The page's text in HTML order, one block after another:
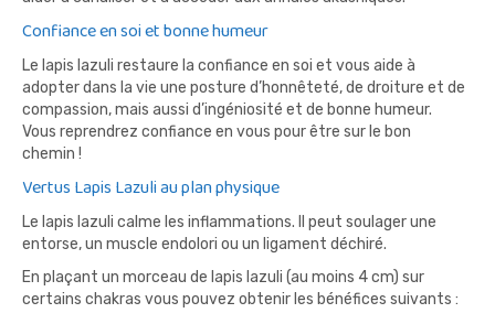
Confiance en soi et bonne humeur
Le lapis lazuli restaure la confiance en soi et vous aide à
adopter dans la vie une posture d’honnêteté, de droiture et de
compassion, mais aussi d’ingéniosité et de bonne humeur.
Vous reprendrez confiance en vous pour être sur le bon
chemin !
Vertus Lapis Lazuli au plan physique
Le lapis lazuli calme les inflammations. Il peut soulager une
entorse, un muscle endolori ou un ligament déchiré.
En plaçant un morceau de lapis lazuli (au moins 4 cm) sur
certains chakras vous pouvez obtenir les bénéfices suivants :